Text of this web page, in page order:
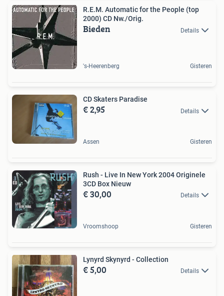
R.E.M. Automatic for the People (top
2000) CD Nw./Orig.
Bieden Details
's-Heerenberg Gisteren
CD Skaters Paradise
€ 2,95 Details
Assen Gisteren
Rush - Live In New York 2004 Originele
3CD Box Nieuw
€ 30,00 Details
Vroomshoop Gisteren
Lynyrd Skynyrd - Collection
€ 5,00 Details